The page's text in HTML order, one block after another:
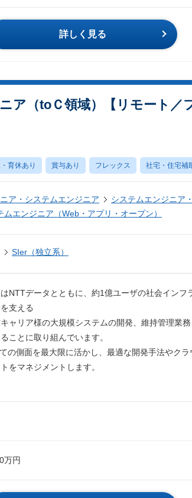
詳しく見る
ア（toＣ領域）【リモート
育休あり 賞与あり フレックス 社宅・住宅補
ア・システムエンジニア
システムエンジニア
ムエンジニア（Web・アプリ・オープン）
SIer（独立系）
NTTデータとともに、約1億ユーザの社会インフ
支える
ャリア様の大規模システムの開発、維持管理業
ことに取り組んでいます。
の側面を最大限に活かし、最適な開発手法やク
をマネジメントします。
万円